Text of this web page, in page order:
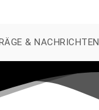
& NACHRICHTEN